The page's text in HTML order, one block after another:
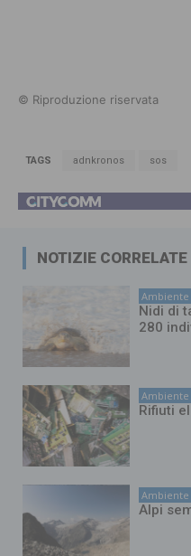
© Riproduzione riservata
TAGS adnkronos sos
NOTIZIE CORRELATE
Ambiente
Nidi di
280
Ambiente
Rifiuti
Ambiente
Alpi